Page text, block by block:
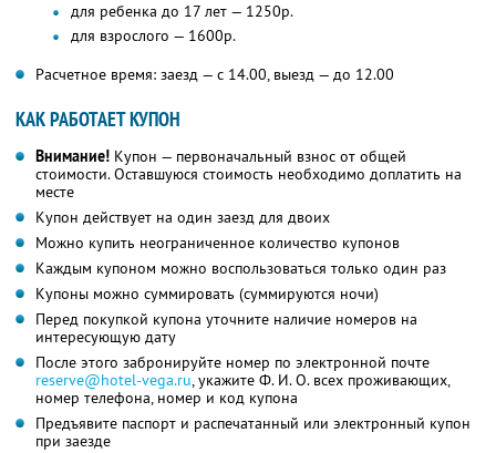
для ребенка до 17 лет — 1250р.
для взрослого — 1600р.
Расчетное время: заезд — с 14.00, выезд — до 12.00
КАК РАБОТАЕТ КУПОН
Внимание! Купон — первоначальный взнос от общей
стоимости. Оставшуюся стоимость необходимо доплатить на
месте
Купон действует на один заезд для двоих
Можно купить неограниченное количество купонов
Каждым купоном можно воспользоваться только один раз
Купоны можно суммировать (суммируются ночи)
Перед покупкой купона уточните наличие номеров на
интересующую дату
После этого забронируйте номер по электронной почте
reserve@hotel-vega.ru,укажите Ф. И. О.всех проживающих,
номер телефона, номер и код купона
Предъявите паспорт и распечатанный или электронный купон
при заезде